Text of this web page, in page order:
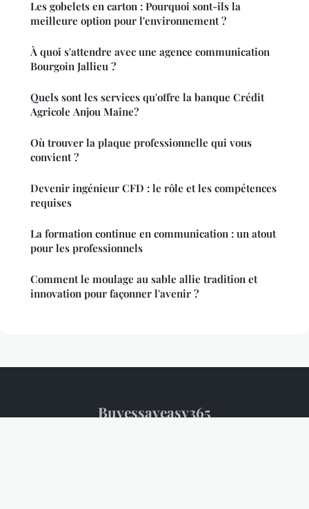
Les gobelets en carton : Pourquoi sont-ils la
meilleure option pour l'environnement ?
À quoi s'attendre avec une agence communication
Bourgoin Jallieu ?
Quels sont les services qu'offre la banque Crédit
Agricole Anjou Maine?
Où trouver la plaque professionnelle qui vous
convient ?
Devenir ingénieur CFD : le rôle et les compétences
requises
La formation continue en communication : un atout
pour les professionnels
Comment le moulage au sable allie tradition et
innovation pour façonner l'avenir ?
Buyessayeasy365